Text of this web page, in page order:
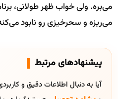
می‌بره. ولی خواب ظهر طولانی،
می‌ریزه و سحرخیزی رو نابود
پیشنهادهای مرتبط
آیا به دنبال اطلاعات دقیق و